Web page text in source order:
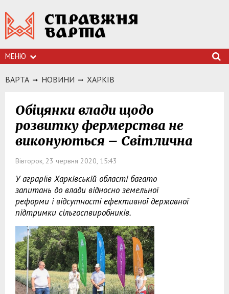
МЕНЮ
ВАРТА НОВИНИ ХАРКIВ
Обіцянки влади щодо
розвитку фермерства не
виконуються – Світлична
Вівторок, 23 червня 2020, 15:43
У аграріїв Харківській області багато
запитань до влади відносно земельної
реформи і відсутності ефективної державної
підтримки сільгоспвиробників.